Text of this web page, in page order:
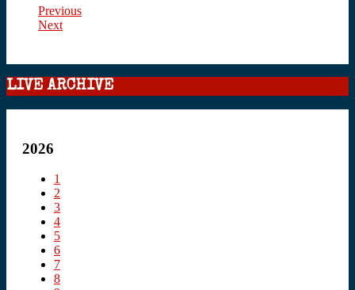
Previous
Next
LIVE ARCHIVE
2026
1
2
3
4
5
6
7
8